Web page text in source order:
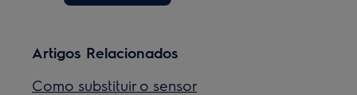
Artigos Relacionados
Como substituir o sensor